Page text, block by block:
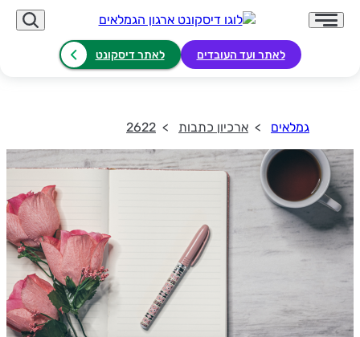
לאתר ועד העובדים לאתר דיסקונט
גמלאים ארכיון כתבות 2622